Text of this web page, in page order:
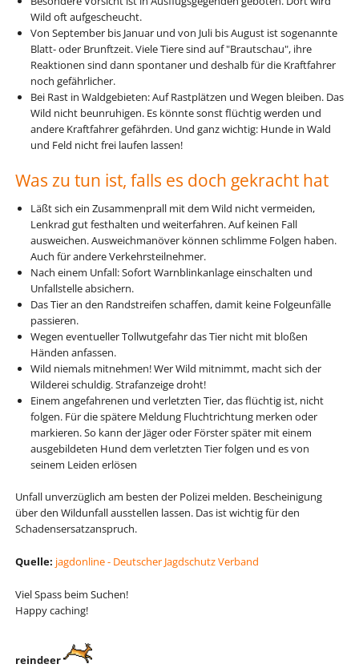
Wild oft aufgescheucht.
Von September bis Januar und von Juli bis August ist sogenannte
Blatt- oder Brunftzeit. Viele Tiere sind auf "Brautschau", ihre
Reaktionen sind dann spontaner und deshalb für die Kraftfahrer
noch gefährlicher.
Bei Rast in Waldgebieten: Auf Rastplätzen und Wegen bleiben. Das
Wild nicht beunruhigen. Es könnte sonst flüchtig werden und
andere Kraftfahrer gefährden. Und ganz wichtig: Hunde in Wald
und Feld nicht frei laufen lassen!
Was zu tun ist, falls es doch gekracht hat
Läßt sich ein Zusammenprall mit dem Wild nicht vermeiden,
Lenkrad gut festhalten und weiterfahren. Auf keinen Fall
ausweichen. Ausweichmanöver können schlimme Folgen haben.
Auch für andere Verkehrsteilnehmer.
Nach einem Unfall: Sofort Warnblinkanlage einschalten und
Unfallstelle absichern.
Das Tier an den Randstreifen schaffen, damit keine Folgeunfälle
passieren.
Wegen eventueller Tollwutgefahr das Tier nicht mit bloßen
Händen anfassen.
Wild niemals mitnehmen! Wer Wild mitnimmt, macht sich der
Wilderei schuldig. Strafanzeige droht!
Einem angefahrenen und verletzten Tier, das flüchtig ist, nicht
folgen. Für die spätere Meldung Fluchtrichtung merken oder
markieren. So kann der Jäger oder Förster später mit einem
ausgebildeten Hund dem verletzten Tier folgen und es von
seinem Leiden erlösen
Unfall unverzüglich am besten der Polizei melden. Bescheinigung
über den Wildunfall ausstellen lassen. Das ist wichtig für den
Schadensersatzanspruch.
Quelle: jagdonline - Deutscher Jagdschutz Verband
Viel Spass beim Suchen!
Happy caching!
reindeer